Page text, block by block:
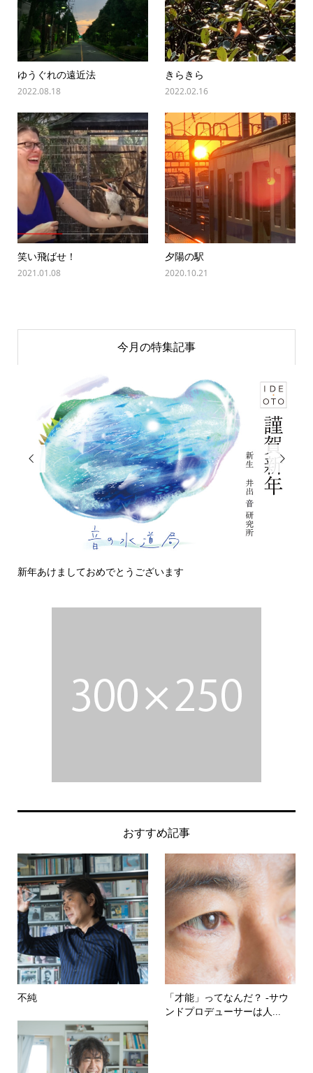
ゆうぐれの遠近法
2022.08.18
きらきら
2022.02.16
笑い飛ばせ！
2021.01.08
夕陽の駅
2020.10.21
今月の特集記事

新年あけましておめでとうございます

おすすめ記事
不純
「才能」ってなんだ？ -サウ
ンドプロデューサーは人...